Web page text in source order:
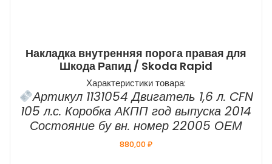
Накладка внутренняя порога правая для
Шкода Рапид / Skoda Rapid
Характеристики товара:
Артикул 1131054 Двигатель 1,6 л. CFN
105 л.с. Коробка АКПП год выпуска 2014
Состояние бу вн. номер 22005 ОЕМ
880,00₽